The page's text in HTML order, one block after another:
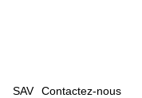
SAV Contactez-nous